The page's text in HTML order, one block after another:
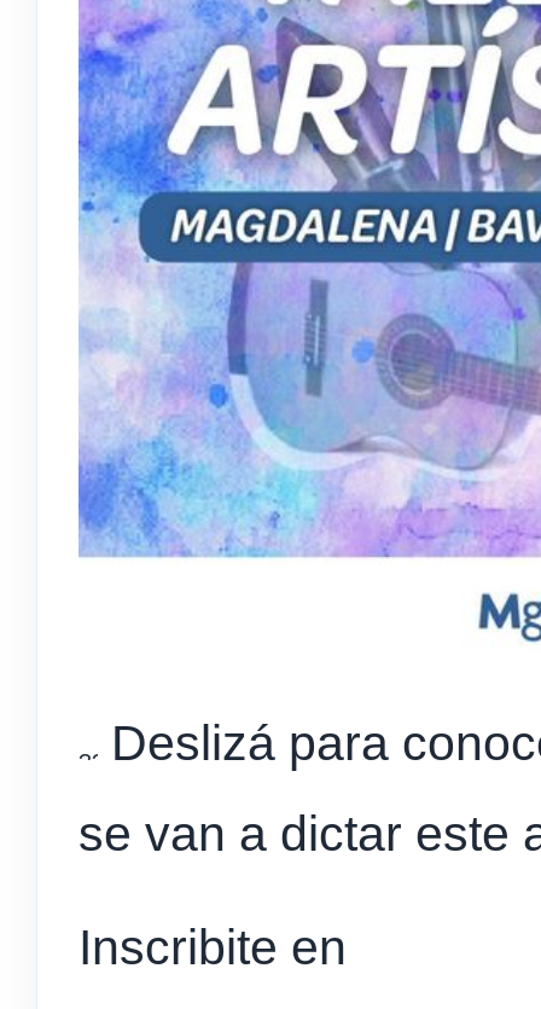
Deslizá para
se van a dictar este
Inscribite en